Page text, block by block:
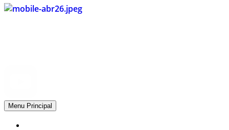
CPERS – Sindicato
CPERS – Sindicato dos Professores e Funcionários de escola do
Menu Principal